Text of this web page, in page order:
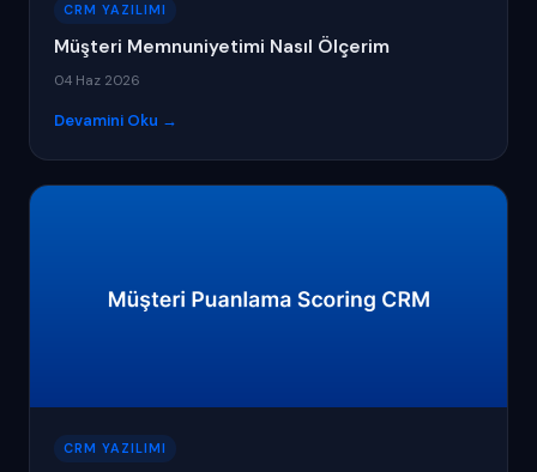
CRM YAZILIMI
Müşteri Memnuniyetimi Nasıl Ölçerim
04 Haz 2026
Devamini Oku →
CRM YAZILIMI